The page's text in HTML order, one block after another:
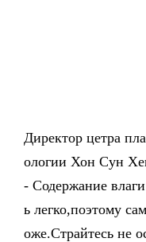
Директор цетра
ологии Хон Сун
- Содержание
ь легко,поэтому
оже.Страйтесь не